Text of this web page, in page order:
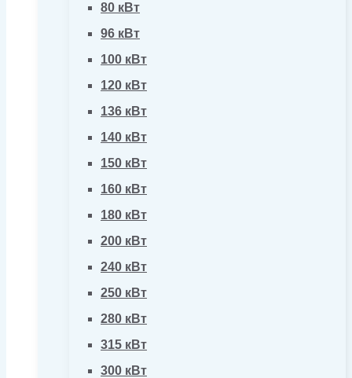
80 кВт
96 кВт
100 кВт
120 кВт
136 кВт
140 кВт
150 кВт
160 кВт
180 кВт
200 кВт
240 кВт
250 кВт
280 кВт
315 кВт
300 кВт